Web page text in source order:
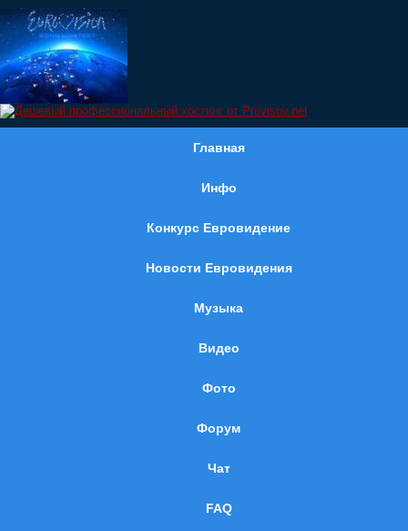
Главная
Инфо
Конкурс Евровидение
Новости Евровидения
Музыка
Видео
Фото
Форум
Чат
FAQ